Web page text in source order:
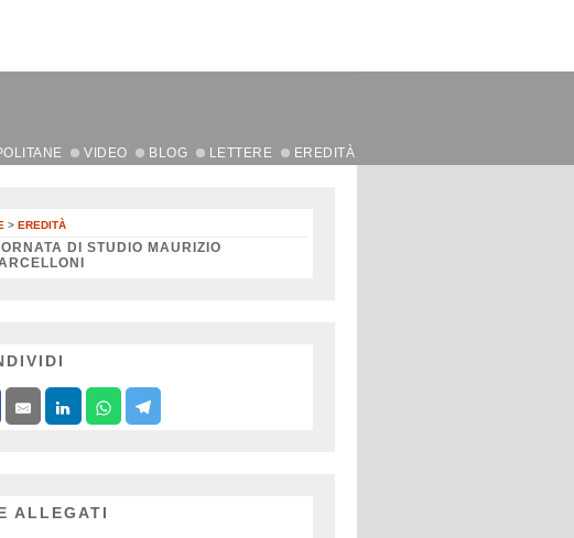
VIDEO BLOG LETTERE EREDITÀ
> EREDITÀ
DI STUDIO MAURIZIO
ALLEGATI